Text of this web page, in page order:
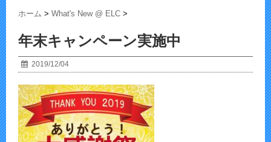
ホーム > What's New @ ELC >
年末キャンペーン実施中
2019/12/04